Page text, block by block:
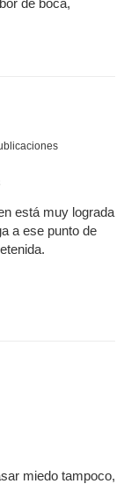
de boca,
está muy lograda
a ese punto de
miedo tampoco,